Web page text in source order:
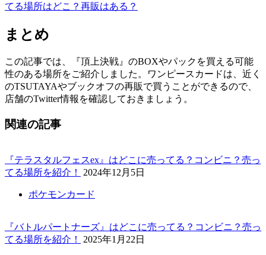
てる場所はどこ？再販はある？
まとめ
この記事では、『頂上決戦』のBOXやパックを買える可能
性のある場所をご紹介しました。ワンピースカードは、近く
のTSUTAYAやブックオフの再販で買うことができるので、
店舗のTwitter情報を確認しておきましょう。
関連の記事
『テラスタルフェスex』はどこに売ってる？コンビニ？売っ
てる場所を紹介！
2024年12月5日
ポケモンカード
『バトルパートナーズ』はどこに売ってる？コンビニ？売っ
てる場所を紹介！
2025年1月22日